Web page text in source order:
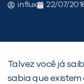
influx 22/07/
Talvez você já
sabia que